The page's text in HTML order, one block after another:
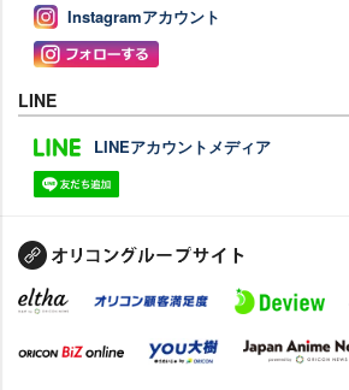
Instagramアカウント
LINE
LINEアカウントメディア